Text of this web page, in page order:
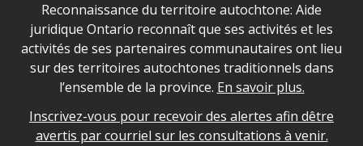
Legal Aid Ontario land acknowledgement
Reconnaissance du territoire autochtone: Aide
juridique Ontario reconnaît que ses activités et les
activités de ses partenaires communautaires ont lieu
sur des territoires autochtones traditionnels dans
l’ensemble de la province. En savoir plus.
Inscrivez-vous pour recevoir des alertes afin dêtre
avertis par courriel sur les consultations à venir.